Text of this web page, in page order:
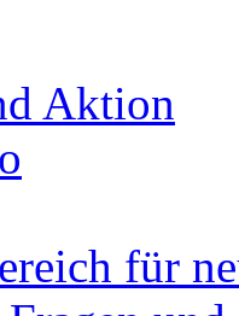
Aktion
für